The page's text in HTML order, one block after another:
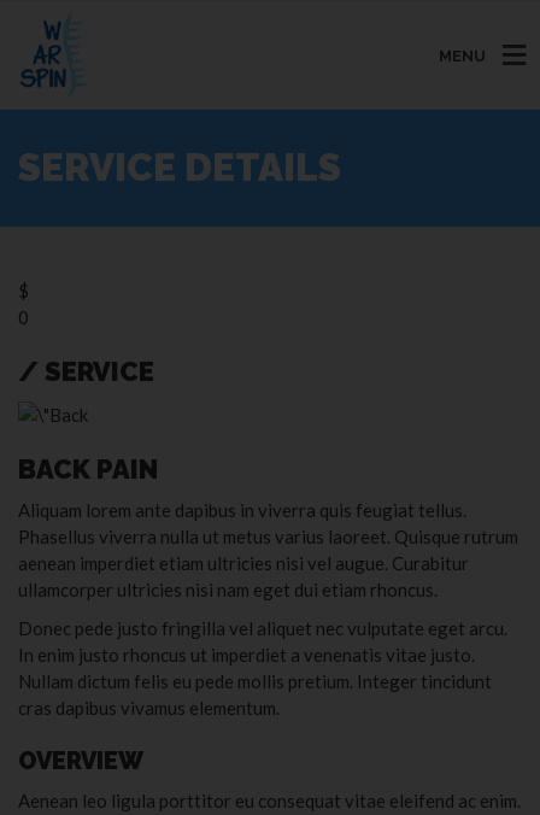
MENU
SERVICE DETAILS
$
0
/ SERVICE
BACK PAIN
Aliquam lorem ante dapibus in viverra quis feugiat tellus.
Phasellus viverra nulla ut metus varius laoreet. Quisque rutrum
aenean imperdiet etiam ultricies nisi vel augue. Curabitur
ullamcorper ultricies nisi nam eget dui etiam rhoncus.
Donec pede justo fringilla vel aliquet nec vulputate eget arcu.
In enim justo rhoncus ut imperdiet a venenatis vitae justo.
Nullam dictum felis eu pede mollis pretium. Integer tincidunt
cras dapibus vivamus elementum.
OVERVIEW
Aenean leo ligula porttitor eu consequat vitae eleifend ac enim.